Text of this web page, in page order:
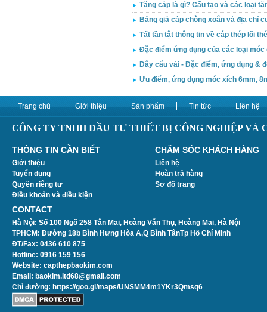
Tăng cáp là gì? Cấu tạo và các loại
Bảng giá cáp chỗng xoắn và địa chỉ
Tất tần tật thông tin về cáp thép lõi
Đặc điểm ứng dụng của các loại
Dây cẩu vải - Đặc điểm, ứng dụng &
Ưu điểm, ứng dụng móc xích 6mm,
Trang chủ Giới thiệu Sản phẩm Tin tức Liên hệ
CÔNG TY TNHH ĐẦU TƯ THIẾT BỊ CÔNG NGHIỆP VÀ
THÔNG TIN CẦN BIẾT
Giới thiệu
Tuyển dụng
Quyền riêng tư
Điều khoản và điều kiện
CHĂM SÓC KHÁCH HÀNG
Liên hệ
Hoàn trả hàng
Sơ đồ trang
CONTACT
Hà Nội: Số 100 Ngõ 258 Tân Mai, Hoàng Văn Thụ, Hoàng Mai, Hà Nội
TPHCM: Đường 18b Bình Hưng Hòa A,Q Bình TânTp Hồ Chí Minh
ĐT/Fax: 0436 610 875
Hotline: 0916 159 156
Website: capthepbaokim.com
Email: baokim.ltd68@gmail.com
Chỉ đường: https://goo.gl/maps/UNSMM4m1YKr3Qmsq6